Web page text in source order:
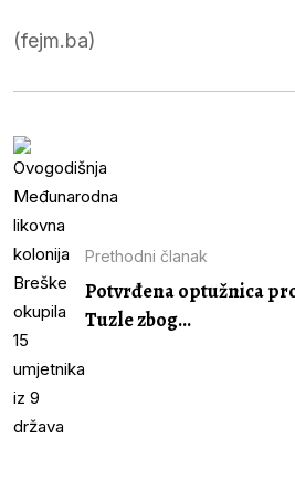
(fejm.ba)
Prethodni članak
Potvrđena optužnica
Tuzle zbog...